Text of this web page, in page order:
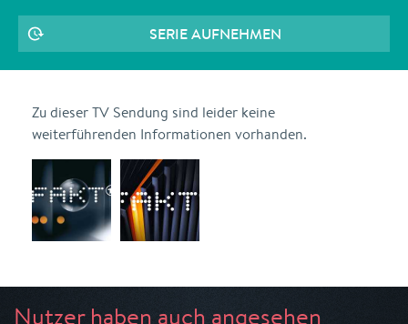
SERIE AUFNEHMEN
Zu dieser TV Sendung sind leider keine
weiterführenden Informationen vorhanden.
Nutzer haben auch angesehen